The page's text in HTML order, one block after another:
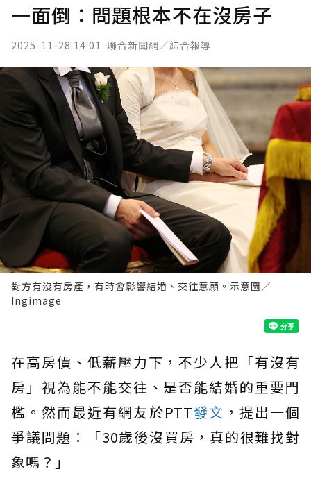
一面倒：問題根本不在沒房子
2025-11-28 14:01 聯合新聞網／綜合報導
對方有沒有房產，有時會影響結婚、交往意願。示意圖／
Ingimage
在高房價、低薪壓力下，不少人把「有沒有
房」視為能不能交往、是否能結婚的重要門
檻。然而最近有網友於PTT發文 ，提出一個
爭議問題：「30歲後沒買房，真的很難找對
象嗎？」